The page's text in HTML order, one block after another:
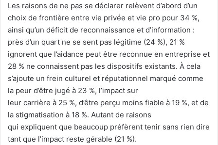
Les raisons de ne pas se déclarer relèvent d’abord d’un
choix de frontière entre vie privée et vie pro pour 34 %,
ainsi qu’un déficit de reconnaissance et d’information :
près d’un quart ne se sent pas légitime (24 %), 21 %
ignorent que l’aidance peut être reconnue en entreprise et
28 % ne connaissent pas les dispositifs existants. À cela
s’ajoute un frein culturel et réputationnel marqué comme
la peur d’être jugé à 23 %, l’impact sur
leur carrière à 25 %, d’être perçu moins fiable à 19 %, et de
la stigmatisation à 18 %. Autant de raisons
qui expliquent que beaucoup préfèrent tenir sans rien dire
tant que l’impact reste gérable (21 %).